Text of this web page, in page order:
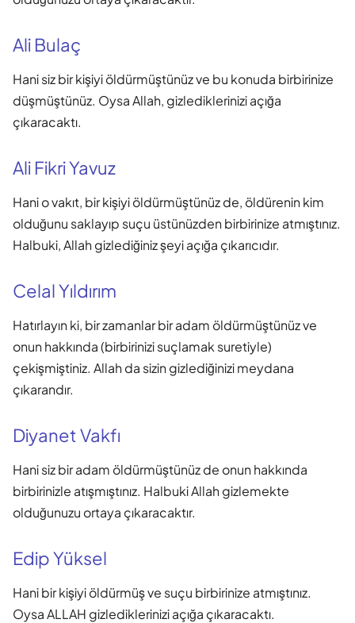
Ali Bulaç
Hani siz bir kişiyi öldürmüştünüz ve bu konuda birbirinize
düşmüştünüz. Oysa Allah, gizlediklerinizi açığa
çıkaracaktı.
Ali Fikri Yavuz
Hani o vakıt, bir kişiyi öldürmüştünüz de, öldürenin kim
olduğunu saklayıp suçu üstünüzden birbirinize atmıştınız.
Halbuki, Allah gizlediğiniz şeyi açığa çıkarıcıdır.
Celal Yıldırım
Hatırlayın ki, bir zamanlar bir adam öldürmüştünüz ve
onun hakkında (birbirinizi suçlamak suretiyle)
çekişmiştiniz. Allah da sizin gizlediğinizi meydana
çıkarandır.
Diyanet Vakfı
Hani siz bir adam öldürmüştünüz de onun hakkında
birbirinizle atışmıştınız. Halbuki Allah gizlemekte
olduğunuzu ortaya çıkaracaktır.
Edip Yüksel
Hani bir kişiyi öldürmüş ve suçu birbirinize atmıştınız.
Oysa ALLAH gizlediklerinizi açığa çıkaracaktı.